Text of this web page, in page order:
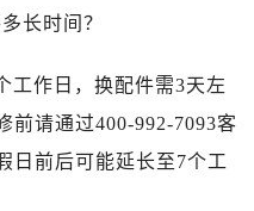
长时间？
工作日，换配件需3天左
前请通过400-992-7093客
日前后可能延长至7个工